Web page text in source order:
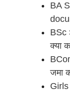
BA
BSc
क्या
जमा